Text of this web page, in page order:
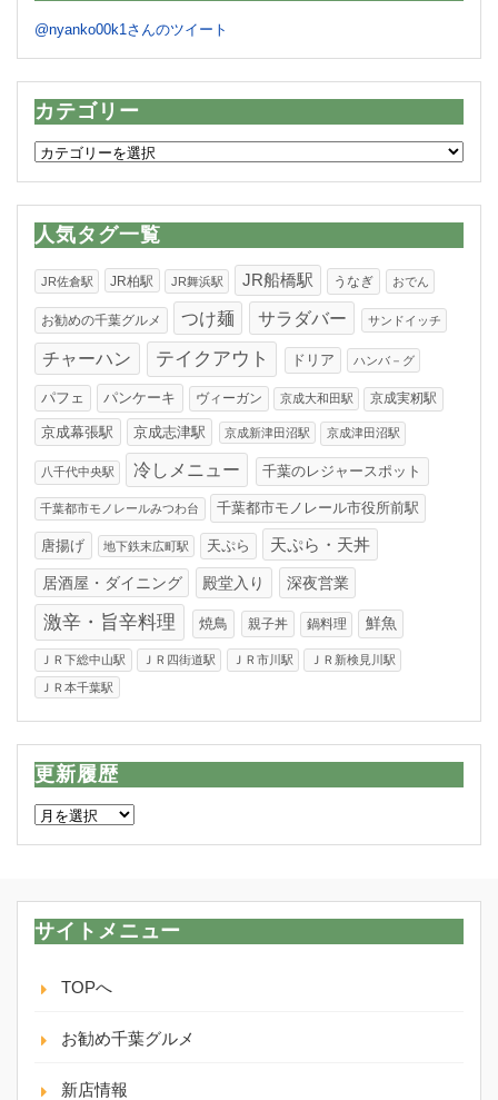
@nyanko00k1さんのツイート
カテゴリー
カ
リ
ー
人気タグ一覧
JR佐倉駅 JR柏駅 JR舞浜駅 JR船橋駅 うなぎ おでん
お勧めの千葉グルメ つけ麺 サラダバー サンドイッチ
チャーハン テイクアウト ドリア ハンバ－グ
パフェ パンケーキ ヴィーガン 京成大和田駅 京成実籾駅
京成幕張駅 京成志津駅 京成新津田沼駅 京成津田沼駅
八千代中央駅 冷しメニュー 千葉のレジャースポット
千葉都市モノレールみつわ台 千葉都市モノレール市役所前駅
唐揚げ 地下鉄末広町駅 天ぷら 天ぷら・天丼
居酒屋・ダイニング 殿堂入り 深夜営業
激辛・旨辛料理 焼鳥 親子丼 鍋料理 鮮魚
ＪＲ下総中山駅 ＪＲ四街道駅 ＪＲ市川駅 ＪＲ新検見川駅
ＪＲ本千葉駅
更新履歴
更
サイトメニュー
TOPへ
お勧め千葉グルメ
新店情報